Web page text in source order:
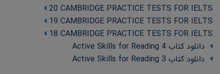
20 CAMBRIDGE PRACTICE TESTS FOR IELTS
19 CAMBRIDGE PRACTICE TESTS FOR IELTS
18 CAMBRIDGE PRACTICE TESTS FOR IELTS
دانلود کتاب Active Skills for Reading 4
دانلود کتاب Active Skills for Reading 3